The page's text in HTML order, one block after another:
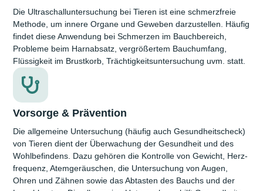
Die Ultraschall­untersuchung bei Tieren ist eine schmerz­freie
Methode, um innere Organe und Geweben darzu­stellen. Häufig
findet diese Anwendung bei Schmerzen im Bauch­bereich,
Probleme beim Harn­absatz, vergrößertem Bauch­umfang,
Flüssig­keit im Brustkorb, Trächtigkeits­untersuchung uvm. statt.
Vorsorge & Prävention​
Die allgemeine Unter­suchung (häufig auch Gesund­heitscheck)
von Tieren dient der Über­wachung der Gesund­heit und des
Wohl­befindens. Dazu gehören die Kontrolle von Gewicht, Herz­
frequenz, Atem­geräuschen, die Unter­suchung von Augen,
Ohren und Zähnen sowie das Abtasten des Bauchs und der